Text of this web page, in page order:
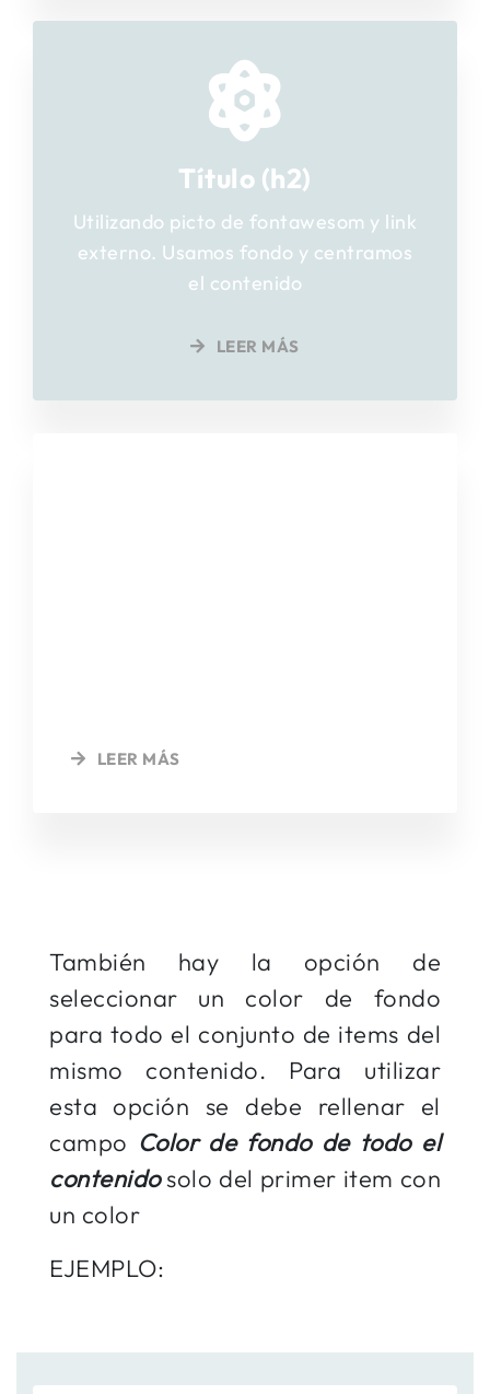
Título (h2)
Utilizando picto de fontawesom y link
externo. Usamos fondo y centramos
el contenido
LEER MÁS
LEER MÁS
También hay la opción de
seleccionar un color de fondo
para todo el conjunto de items del
mismo contenido. Para utilizar
esta opción se debe rellenar el
campo Color de fondo de todo el
contenidosolo del primer item con
un color
EJEMPLO: